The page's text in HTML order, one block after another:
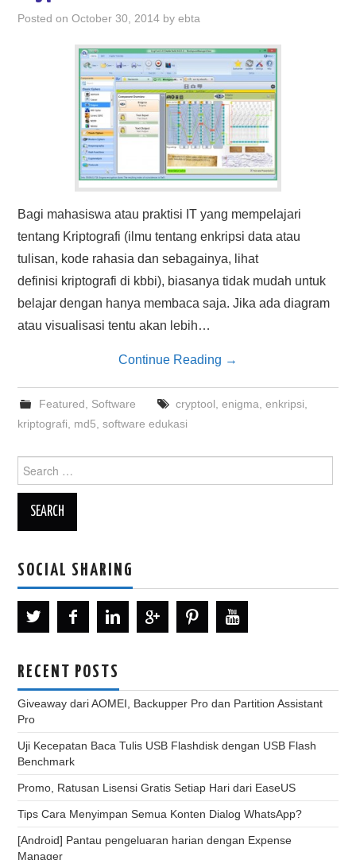
HASIL PENCARIAN
Posted onOctober 30, 2014 byebta
Bagi mahasiswa atau praktisi IT yang mempelajari
tentang Kriptografi (ilmu tentang enkripsi data atau
tulisan, kode rahasia dan sebagainya, lihat
definisi kriptografi di kbbi), biasanya tidak mudah untuk
belajar dengan hanya membaca saja. Jika ada diagram
atau visualisasi tentu akan lebih…
Continue Reading →
Featured Software cryptool enigma enkripsi
kriptografi
md5 ,software edukasi
for:
SOCIAL SHARING
RECENT POSTS
Giveaway dari AOMEI, Backupper Pro dan Partition Assistant
Pro
Uji Kecepatan Baca Tulis USB Flashdisk dengan USB Flash
Benchmark
Promo, Ratusan Lisensi Gratis Setiap Hari dari EaseUS
Tips Cara Menyimpan Semua Konten Dialog WhatsApp?
[Android] Pantau pengeluaran harian dengan Expense
Manager